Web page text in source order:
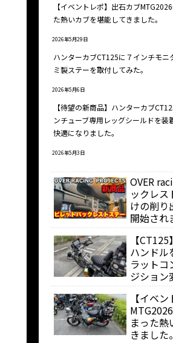
【イベントレポ】出石カブ
た熱いカブを堪能してきました。
2026年5月29日
ハンターカブCT125に７インチモニ
ミ製ステーを取付してみた。
2026年5月6日
【待望の新商品】ハンターカブ
ンチューブ専用レッグシールドを装
快適になりました。
2026年5月3日
OVER
ックレ
けの削り
開始され
【
ハンドル
ラットコ
ジション
【イベ
まった熱
きました。